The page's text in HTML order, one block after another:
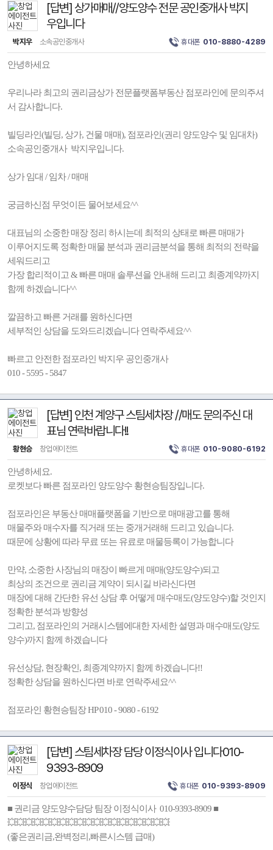
[답변] 상가매매//양도양수 전문 공인중개사 박지
우입니다
박지우 소속공인중개사 휴대폰 010-8880-4289
안녕하세요
우리나라 최고의 권리금상가 전문플랫폼부동산 점포라인에 문의주셔
서 감사합니다.
빌딩라인(빌딩, 상가, 건물 매매), 점포라인(권리 양도양수 및 임대차)
소속공인중개사 박지우입니다.
상가 임대 / 임차 / 매매
궁금하신점 무엇이든 물어보세요^^
대표님의 소중한 매장 정리 하시는데 최적의 상태로 빠른 매매가
이루어지도록 정확한 매물 분석과 권리금분석을 통해 최적의 전략을
세워드리고
가장 합리적이고 & 빠른 매매 솔루션을 안내해 드리고 최종계약까지
함께 하겠습니다^^
깔끔하고 빠른 거래를 원하신다면
세부적인 상담을 도와드리겠습니다 연락주세요^^
빠르고 안전한 점포라인 박지우 공인중개사
010 - 5595 - 5847
[답변] 인천 계양구 스팀세차장 //매도 문의주신 대
표님 연락바랍니다!!
황현승 창업에이전트 휴대폰 010-9080-6192
안녕하세요.
로켓보다 빠른 점포라인 양도양수 황현승팀장입니다.
점포라인은 부동산 매매플랫폼을 기반으로 매매광고를 통해
매물주와 매수자를 직거래 또는 중개거래해 드리고 있습니다.
때문에 상황에 따라 무료 또는 유료로 매물등록이 가능합니다
만약, 소중한 사장님의 매장이 빠르게 매매(양도양수)되고
최상의 조건으로 권리금 계약이 되시길 바라신다면
매장에 대해 간단한 유선 상담 후 어떻게 매수매도(양도양수)할 것인지
정확한 분석과 방향성
그리고, 점포라인의 거래시스템에대한 자세한 설명과 매수매도(양도
양수)까지 함께 하겠습니다
유선상담, 현장확인, 최종계약까지 함께 하겠습니다!!
정확한 상담을 원하신다면 바로 연락주세요^^
점포라인 황현승팀장 HP 010 - 9080 - 6192
[답변] 스팀세차장 담당 이정식이사 입니다010-
9393-8909
이정식 창업에이전트 휴대폰 010-9393-8909
■ 권리금 양도양수담당 팀장 이정식이사 010-9393-8909 ■
💥💥💥💥💥💥💥💥💥💥💥💥💥💥💥💥💥💥💥
(좋은권리금,완벽정리,빠른시스템 급매)